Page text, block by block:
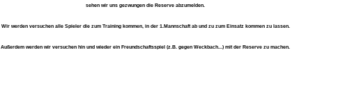
sehen wir uns gezwungen die Reserve abzumelden.
Wir werden versuchen alle Spieler die zum Training kommen, in der 1.Mannschaft ab und zu zum Einsatz kommen zu lassen.
Außerdem werden wir versuchen hin und wieder ein Freundschaftsspiel (z.B. gegen Weckbach...) mit der Reserve zu machen.